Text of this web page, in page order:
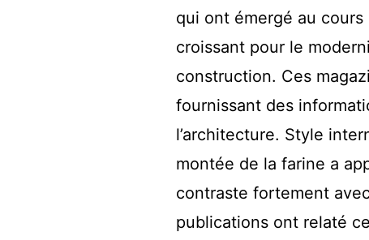
qui ont émergé au
croissant pour le
construction. Ces
fournissant des
l’architecture. Style
montée de la farine a
contraste fortement
publications ont relaté